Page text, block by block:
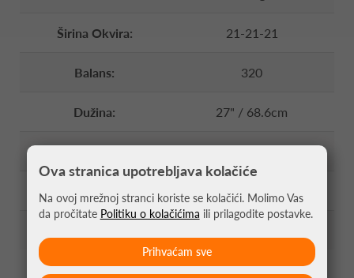
Širina Okvira: 21-21-21
Balans: 320
Dužina: 27" / 68.6cm
Navlaka: Ne
Ova stranica upotrebljava kolačiće
Na ovoj mrežnoj stranci koriste se kolačići. Molimo Vas
da pročitate Politiku o kolačićima ili prilagodite postavke.
Prihvaćam sve